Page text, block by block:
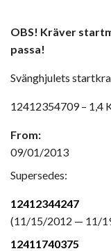
OBS! Kräver
passa!
Svänghjulets
12412354709 – 1,4
From:
09/01/2013
Supersedes:
12412344247
(11/15/2012 — 11/
12411740375